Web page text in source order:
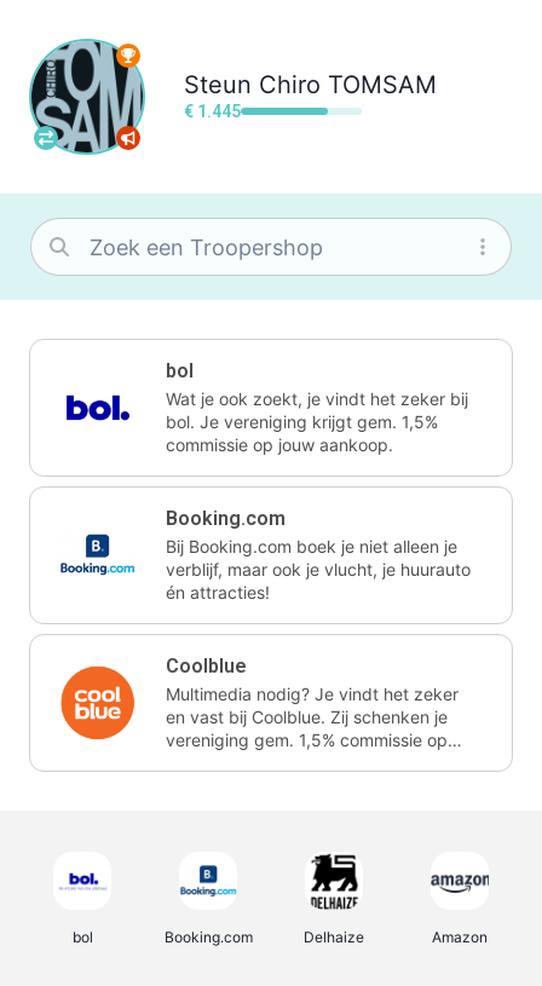
Steun Chiro TOMSAM
€ 1.445
bol
Wat je ook zoekt, je vindt het zeker bij
bol. Je vereniging krijgt gem. 1,5%
commissie op jouw aankoop.
Booking.com
Bij Booking.com boek je niet alleen je
verblijf, maar ook je vlucht, je huurauto
én attracties!
Coolblue
Multimedia nodig? Je vindt het zeker
en vast bij Coolblue. Zij schenken je
vereniging gem. 1,5% commissie op
bol Booking.com Delhaize Amazon